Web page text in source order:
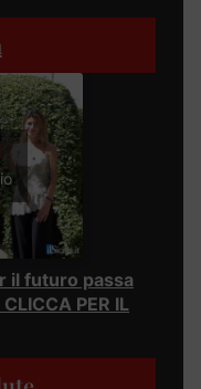
il futuro passa
PER IL